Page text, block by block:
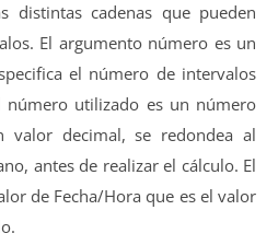
distintas cadenas que pueden
El argumento número es un
el número de intervalos
número utilizado es un número
valor decimal, se redondea al
antes de realizar el cálculo. El
de Fecha/Hora que es el valor